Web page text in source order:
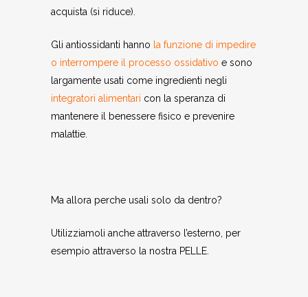
acquista (si riduce).
Gli antiossidanti hanno la funzione di impedire
o interrompere il processo ossidativo e sono
largamente usati come ingredienti negli
integratori alimentari con la speranza di
mantenere il benessere fisico e prevenire
malattie.
Ma allora perche usali solo da dentro?
Utilizziamoli anche attraverso l’esterno, per
esempio attraverso la nostra PELLE.